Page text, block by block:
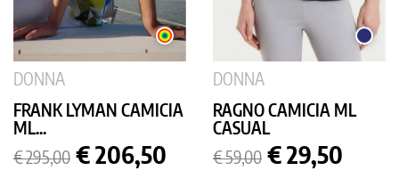
MULTICOLOR
DONNA
FRANK LYMAN CAMICIA
ML...
Prezzo
base
€ 295,00 Prezzo
€ 206,50
BLU
SCURO
DONNA
RAGNO CAMICIA ML
CASUAL
Prezzo
base
€ 59,00 Prezzo
€ 29,50